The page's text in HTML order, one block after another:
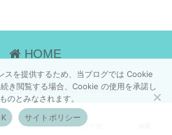
HOME
ンド画報 All rights reserved.
チェンマイ エリア別
スを提供するため、当ブログでは Cookie
き閲覧する場合、Cookie の使用を承諾し
のとみなされます。
サイトポリシー